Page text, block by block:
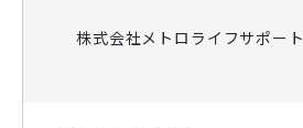
株式会社メトロライフサポート